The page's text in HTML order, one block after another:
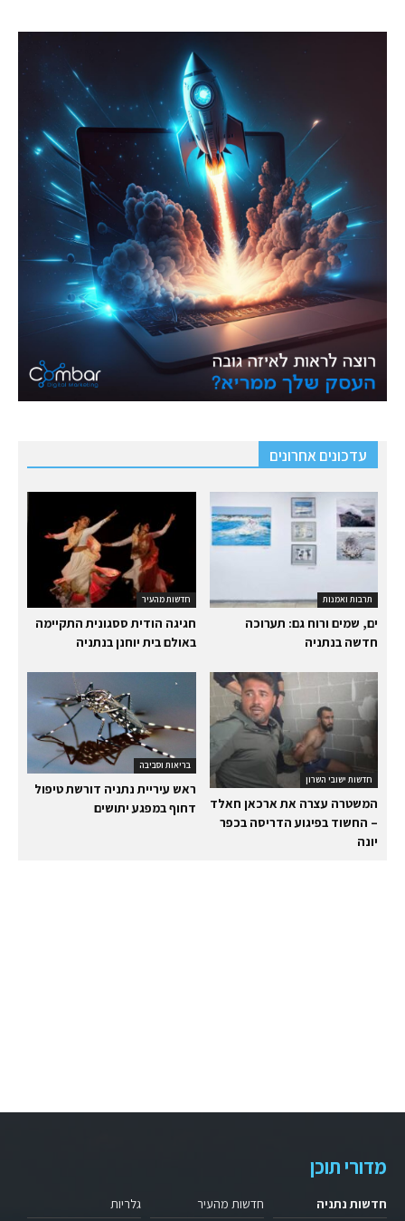
עדכונים אחרונים
חדשות מהעיר
חגיגה הודית ססגונית התקיימה
באולם בית יוחנן בנתניה
תרבות ואמנות
ים, שמים ורוח גם: תערוכה
חדשה בנתניה
בריאות וסביבה
ראש עיריית נתניה דורשת טיפול
דחוף במפגע יתושים
חדשות ישובי השרון
המשטרה עצרה את ארכאן חאלד
– החשוד בפיגוע הדריסה בכפר
יונה
מדורי תוכן
חדשות נתניה
חדשות מהעיר
גלריות